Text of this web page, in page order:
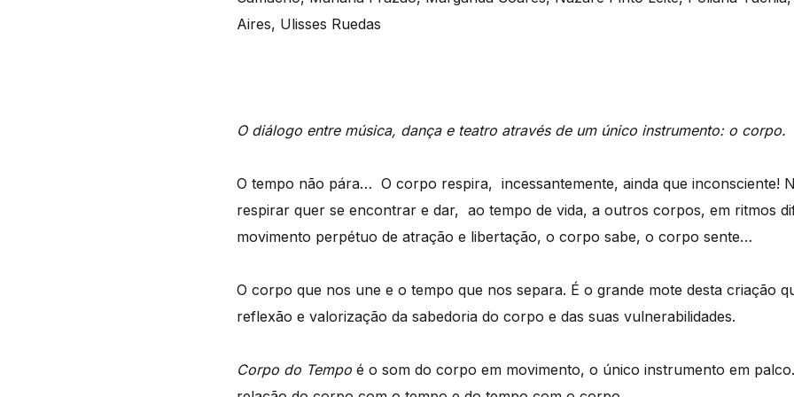
Aires, Ulisses Ruedas
O diálogo entre música, dança e teatro através de um único instrumento: o corpo.
O tempo não pára… O corpo respira, incessantemente, ainda que inconsciente!
respirar quer se encontrar e dar, ao tempo de vida, a outros corpos, em ritmos
movimento perpétuo de atração e libertação, o corpo sabe, o corpo sente…
O corpo que nos une e o tempo que nos separa. É o grande mote desta criação
reflexão e valorização da sabedoria do corpo e das suas vulnerabilidades.
Corpo do Tempo é o som do corpo em movimento, o único instrumento em